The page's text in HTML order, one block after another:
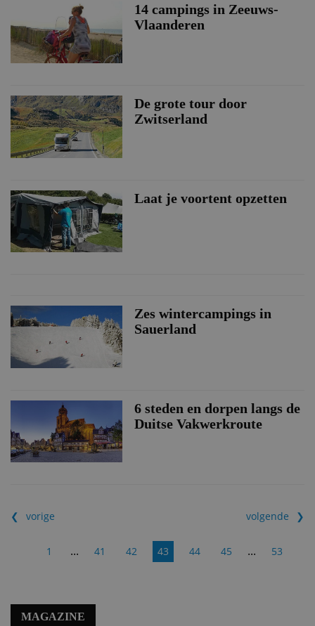
14 campings in Zeeuws-
Vlaanderen
De grote tour door
Zwitserland
Laat je voortent opzetten
Zes wintercampings in
Sauerland
6 steden en dorpen langs de
Duitse Vakwerkroute
vorige
1 ... 41 42 43 44 45 ... 53
volgende
MAGAZINE